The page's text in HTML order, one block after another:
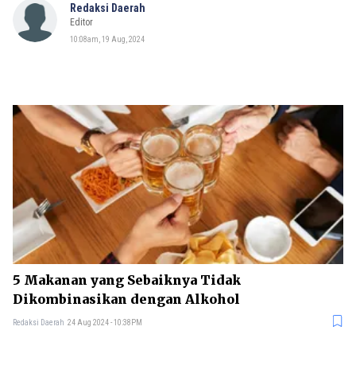
Redaksi Daerah
Editor
10:08am, 19 Aug, 2024
5 Makanan yang Sebaiknya Tidak
Dikombinasikan dengan Alkohol
Redaksi Daerah 24 Aug 2024 - 10:38PM